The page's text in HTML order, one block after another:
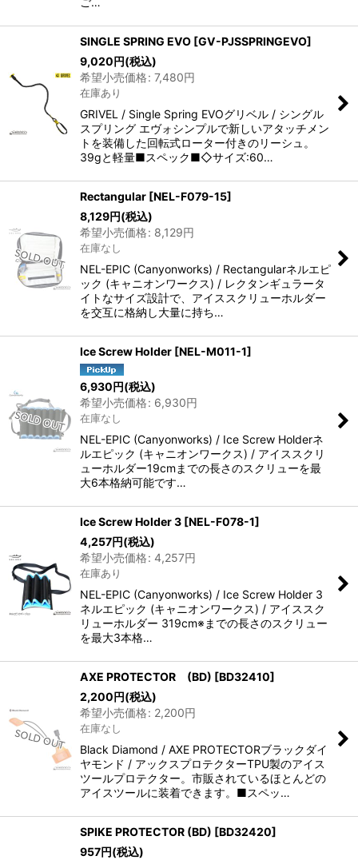
SINGLE SPRING EVO [GV-PJSSPRINGEVO]
9,020円(税込)
希望小売価格: 7,480円
在庫あり
GRIVEL / Single Spring EVOグリベル / シングル
スプリング エヴォシンプルで新しいアタッチメン
トを装備した回転式ローター付きのリーシュ。
39gと軽量■スペック■◇サイズ:60…
Rectangular [NEL-F079-15]
8,129円(税込)
希望小売価格: 8,129円
在庫なし
NEL-EPIC (Canyonworks) / Rectangularネルエピ
ック (キャニオンワークス) / レクタンギュラータ
イトなサイズ設計で、アイススクリューホルダー
を交互に格納し大量に持ち…
Ice Screw Holder [NEL-M011-1]
6,930円(税込)
希望小売価格: 6,930円
在庫なし
NEL-EPIC (Canyonworks) / Ice Screw Holderネ
ルエピック (キャニオンワークス) / アイススクリ
ューホルダー19cmまでの長さのスクリューを最
大6本格納可能です…
Ice Screw Holder 3 [NEL-F078-1]
4,257円(税込)
希望小売価格: 4,257円
在庫あり
NEL-EPIC (Canyonworks) / Ice Screw Holder 3
ネルエピック (キャニオンワークス) / アイススク
リューホルダー 319cm※までの長さのスクリュー
を最大3本格…
AXE PROTECTOR (BD) [BD32410]
2,200円(税込)
希望小売価格: 2,200円
在庫なし
Black Diamond / AXE PROTECTORブラックダイ
ヤモンド / アックスプロテクターTPU製のアイス
ツールプロテクター。市販されているほとんどの
アイスツールに装着できます。■スペッ…
SPIKE PROTECTOR (BD) [BD32420]
957円(税込)